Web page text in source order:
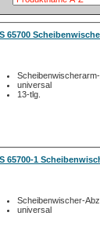
65700
universal
13-tlg.
65700-1
Scheibenwischer-
universal